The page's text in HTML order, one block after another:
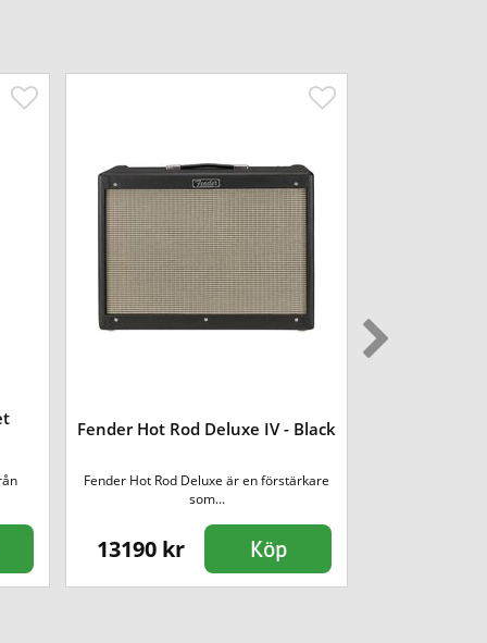
Fender Hot Rod Deluxe IV - Black
Fender Hot Rod Deluxe är en förstärkare
som...
13190 kr Köp